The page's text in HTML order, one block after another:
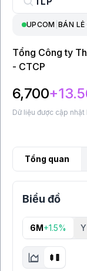
UPCOM |BÁN
Tổng Công ty
- CTCP
6,700
Dữ liệu được cập
Tổng quan
Biểu đồ
6M+1.5%